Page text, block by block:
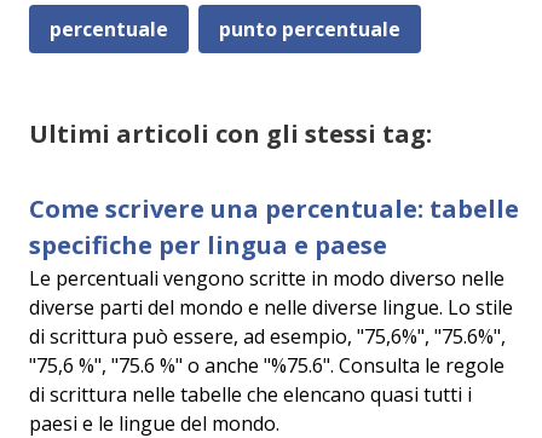
percentuale punto percentuale
Ultimi articoli con gli stessi tag:
Come scrivere una percentuale: tabelle
specifiche per lingua e paese
Le percentuali vengono scritte in modo diverso nelle
diverse parti del mondo e nelle diverse lingue. Lo stile
di scrittura può essere, ad esempio, "75,6%", "75.6%",
"75,6 %", "75.6 %" o anche "%75.6". Consulta le regole
di scrittura nelle tabelle che elencano quasi tutti i
paesi e le lingue del mondo.